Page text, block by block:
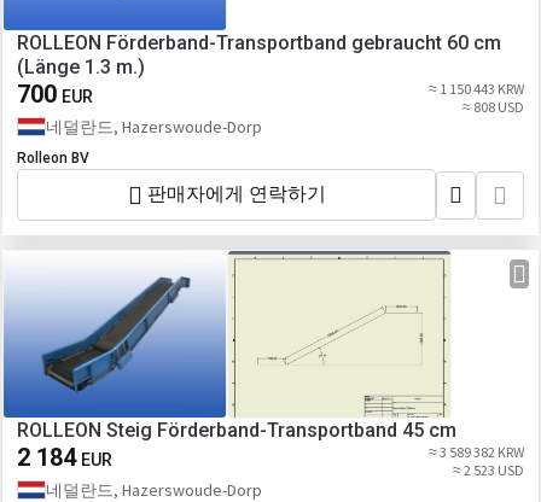
ROLLEON Förderband-Transportband gebraucht 60 cm
(Länge 1.3 m.)
700 EUR
≈ 1 150 443 KRW
≈ 808 USD
네덜란드, Hazerswoude-Dorp
Rolleon BV
판매자에게 연락하기
ROLLEON Steig Förderband-Transportband 45 cm
2 184 EUR
≈ 3 589 382 KRW
≈ 2 523 USD
네덜란드, Hazerswoude-Dorp